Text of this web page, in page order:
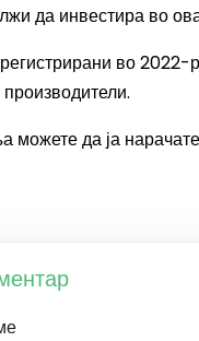
да инвестира во
во 2022-
можете да ја